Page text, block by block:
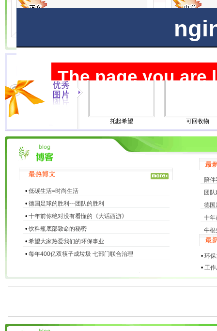
托起希望 可回收物
• 低碳生活=时尚生活
• 德国足球的胜利---团队的胜利
• 十年前你绝对没有看懂的《大话西游》
• 饮料瓶底部致命的秘密
• 希望大家热爱我们的环保事业
• 每年400亿双筷子成垃圾 七部门联合治理
陪
团
德国
十年
牛根
•环
•工